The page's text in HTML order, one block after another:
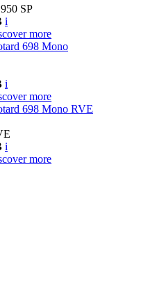
SP
i
more
698 Mono
i
more
698 Mono RVE
i
more